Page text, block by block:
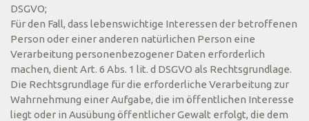
DSGVO;
Für den Fall, dass lebenswichtige Interessen der betroffenen
Person oder einer anderen natürlichen Person eine
Verarbeitung personenbezogener Daten erforderlich
machen, dient Art. 6 Abs. 1 lit. d DSGVO als Rechtsgrundlage.
Die Rechtsgrundlage für die erforderliche Verarbeitung zur
Wahrnehmung einer Aufgabe, die im öffentlichen Interesse
liegt oder in Ausübung öffentlicher Gewalt erfolgt, die dem